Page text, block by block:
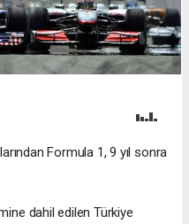
Formula 1, 9 yıl sonra
dahil edilen Türkiye